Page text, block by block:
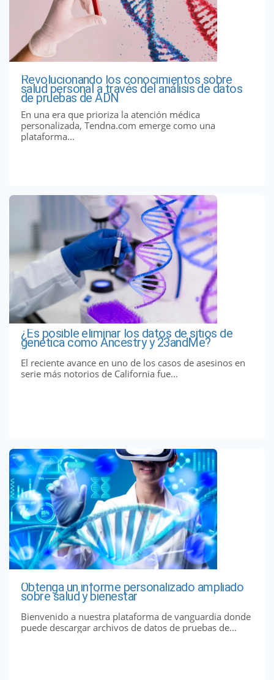
Revolucionando los conocimientos sobre
salud personal a través del análisis de datos
de pruebas de ADN
En una era que prioriza la atención médica
personalizada, Tendna.com emerge como una
plataforma...
¿Es posible eliminar los datos de sitios de
genética como Ancestry y 23andMe?
El reciente avance en uno de los casos de asesinos en
serie más notorios de California fue...
Obtenga un informe personalizado ampliado
sobre salud y bienestar
Bienvenido a nuestra plataforma de vanguardia donde
puede descargar archivos de datos de pruebas de...